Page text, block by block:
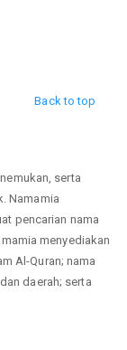
Back to top
serta
Namamia
pencarian nama
menyediakan
Al-Quran; nama
daerah; serta